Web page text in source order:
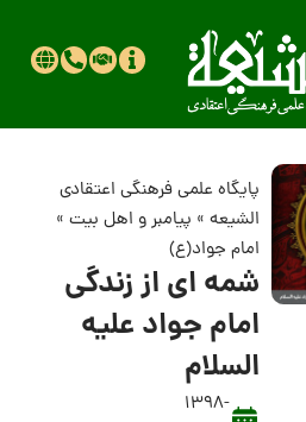
پایگاه علمی فرهنگی اعتقادی
الشیعه» پیامبر و اهل بیت»
امام جواد(ع)
شمه ای از زندگی
امام جواد علیه
السلام
1398-